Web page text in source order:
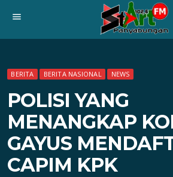
menu
BERITA BERITA NASIONAL NEWS
POLISI YANG
MENANGKAP
GAYUS
CAPIM KPK